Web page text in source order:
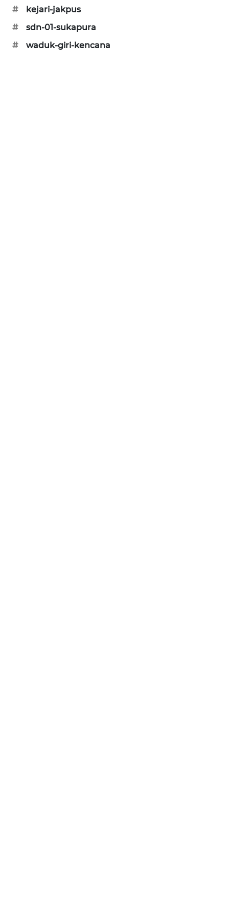
#
kejari-jakpus
#
sdn-01-sukapura
#
waduk-giri-kencana
SONYA
ASA
NEWS